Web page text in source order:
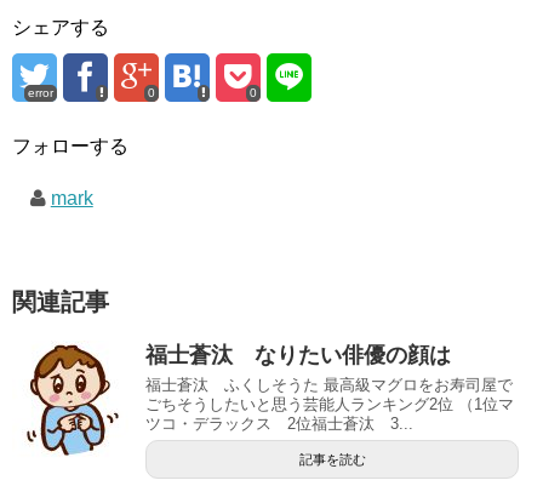
シェアする
error 0 0
フォローする
mark
関連記事
福士蒼汰 なりたい俳優の顔は
福士蒼汰 ふくしそうた 最高級マグロをお寿司屋で
ごちそうしたいと思う芸能人ランキング2位 （1位マ
ツコ・デラックス 2位福士蒼汰 3...
記事を読む